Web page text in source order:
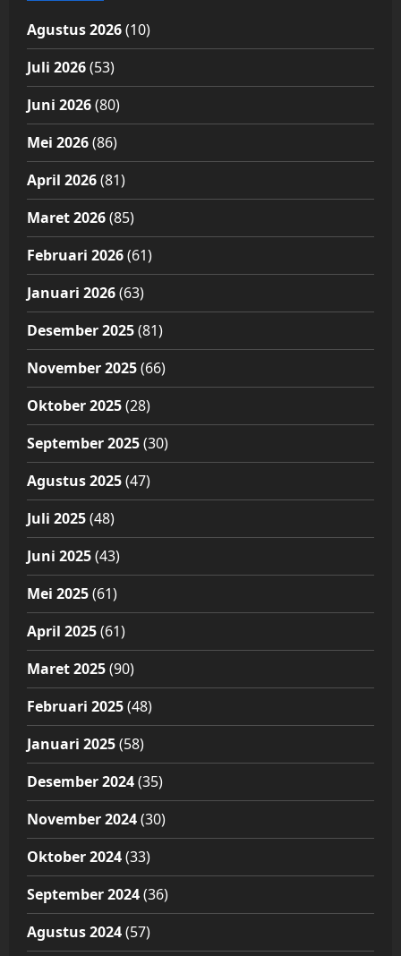
Agustus 2026(10)
Juli 2026(53)
Juni 2026(80)
Mei 2026(86)
April 2026(81)
Maret 2026(85)
Februari 2026(61)
Januari 2026(63)
Desember 2025(81)
November 2025(66)
Oktober 2025(28)
September 2025(30)
Agustus 2025(47)
Juli 2025(48)
Juni 2025(43)
Mei 2025(61)
April 2025(61)
Maret 2025(90)
Februari 2025(48)
Januari 2025(58)
Desember 2024(35)
November 2024(30)
Oktober 2024(33)
September 2024(36)
Agustus 2024(57)